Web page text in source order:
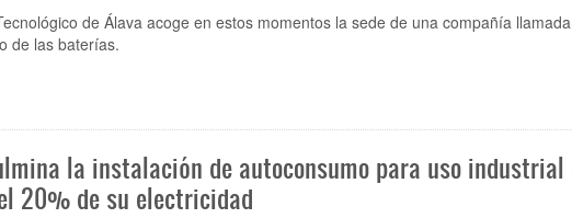
de Álava acoge en estos momentos la sede de una compañía
de las baterías.
la instalación de autoconsumo para uso industrial
20% de su electricidad